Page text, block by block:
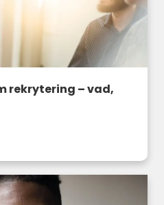
rekrytering – vad,